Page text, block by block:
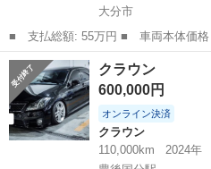
大分市
■ 支払総額: 55万円 ■ 車両本体価格： 530,000 円 ■ メーカー
名： トヨタ ■ 車種名： クラウン
リートＧパッケージ マルチ ナビ
ト スマートキー...
大分 大分市 クラウン
クラウン
600,000円
オンライン決済
クラウン
110,000km
2024年